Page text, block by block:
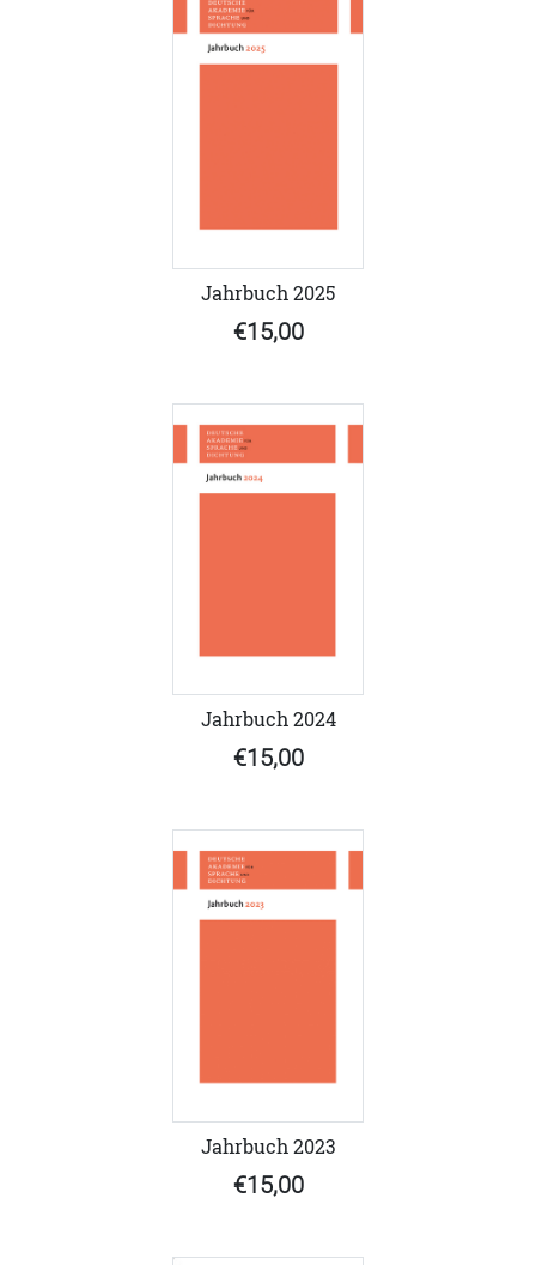
Jahrbuch 2025
€15,00
Jahrbuch 2024
€15,00
Jahrbuch 2023
€15,00